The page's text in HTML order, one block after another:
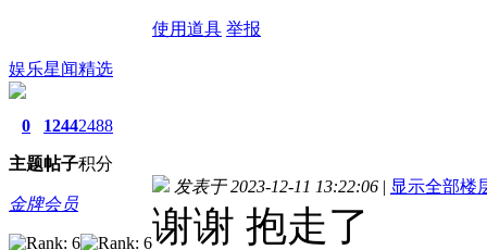
使用道具 举报
娱乐星闻精选
0
主题
1244
帖子
2488
积分
金牌会员
发表于 2023-12-11 13:22:06 | 显示全部楼
谢谢 抱走了